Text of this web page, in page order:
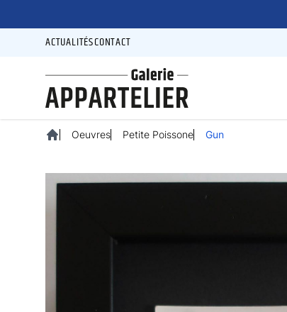
ACTUALITÉSCONTACT
Oeuvres Petite Poissone Gun